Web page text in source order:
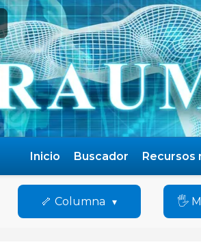
Inicio Buscador Recursos
🦴 Columna 🖐️